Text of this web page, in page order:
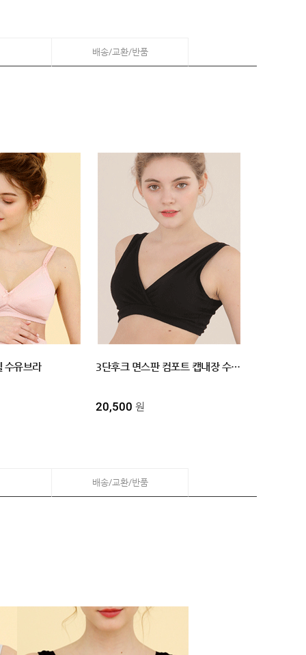
배송/교환/반품
수유브라 3단후크 면스판 컴포트 캡내장 수유브라탑 M,L,XL 4color PBR 1030
20,500 원
배송/교환/반품